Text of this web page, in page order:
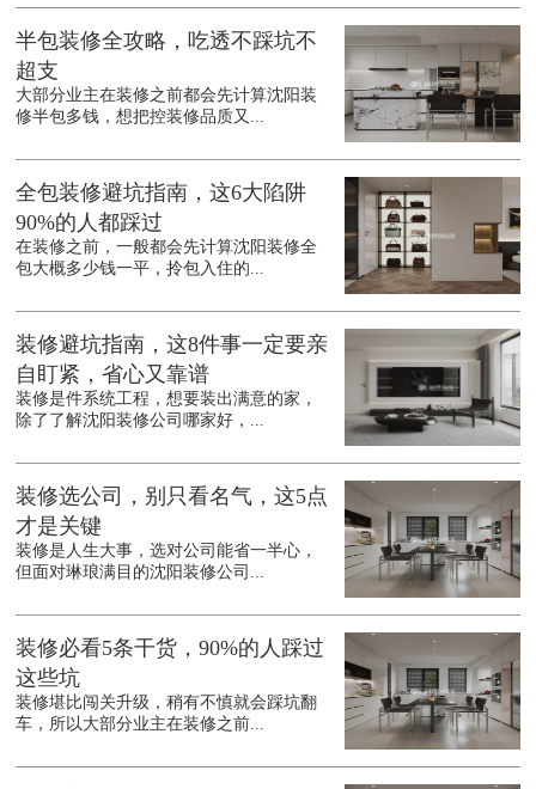
半包装修全攻略，吃透不踩坑不
超支
大部分业主在装修之前都会先计算沈阳装
修半包多钱，想把控装修品质又...
全包装修避坑指南，这6大陷阱
90%的人都踩过
在装修之前，一般都会先计算沈阳装修全
包大概多少钱一平，拎包入住的...
装修避坑指南，这8件事一定要亲
自盯紧，省心又靠谱
装修是件系统工程，想要装出满意的家，
除了了解沈阳装修公司哪家好，...
装修选公司，别只看名气，这5点
才是关键
装修是人生大事，选对公司能省一半心，
但面对琳琅满目的沈阳装修公司...
装修必看5条干货，90%的人踩过
这些坑
装修堪比闯关升级，稍有不慎就会踩坑翻
车，所以大部分业主在装修之前...